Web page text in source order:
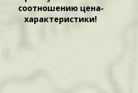
соотношению цена-
характеристики!